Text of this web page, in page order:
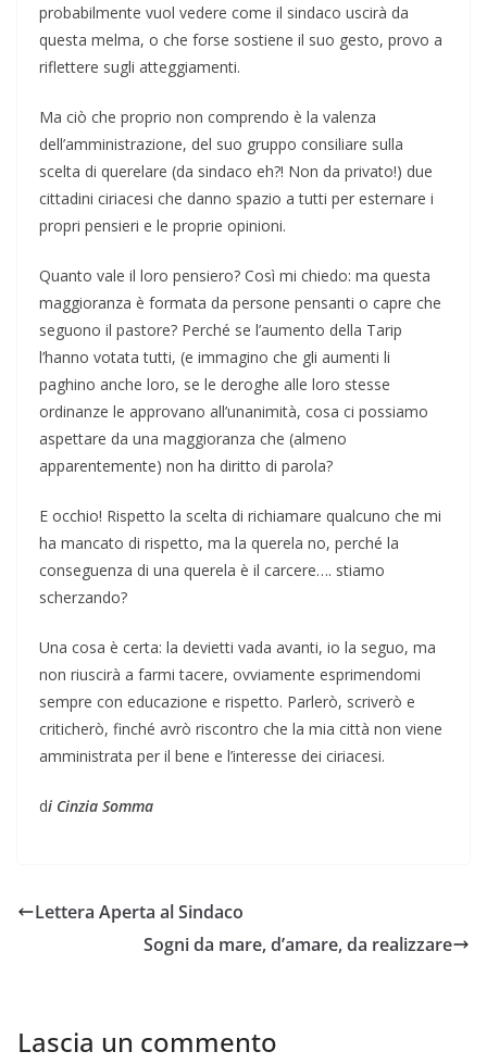
probabilmente vuol vedere come il sindaco uscirà da
questa melma, o che forse sostiene il suo gesto, provo a
riflettere sugli atteggiamenti.
Ma ciò che proprio non comprendo è la valenza
dell’amministrazione, del suo gruppo consiliare sulla
scelta di querelare (da sindaco eh?! Non da privato!) due
cittadini ciriacesi che danno spazio a tutti per esternare i
propri pensieri e le proprie opinioni.
Quanto vale il loro pensiero? Così mi chiedo: ma questa
maggioranza è formata da persone pensanti o capre che
seguono il pastore? Perché se l’aumento della Tarip
l’hanno votata tutti, (e immagino che gli aumenti li
paghino anche loro, se le deroghe alle loro stesse
ordinanze le approvano all’unanimità, cosa ci possiamo
aspettare da una maggioranza che (almeno
apparentemente) non ha diritto di parola?
E occhio! Rispetto la scelta di richiamare qualcuno che mi
ha mancato di rispetto, ma la querela no, perché la
conseguenza di una querela è il carcere…. stiamo
scherzando?
Una cosa è certa: la devietti vada avanti, io la seguo, ma
non riuscirà a farmi tacere, ovviamente esprimendomi
sempre con educazione e rispetto. Parlerò, scriverò e
criticherò, finché avrò riscontro che la mia città non viene
amministrata per il bene e l’interesse dei ciriacesi.
di Cinzia Somma
Lettera Aperta al Sindaco
Sogni da mare, d’amare, da realizzare
Lascia un commento